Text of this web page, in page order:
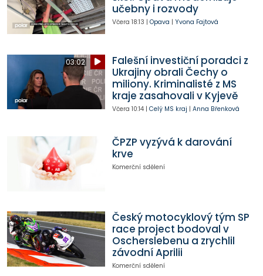
učebny i rozvody
Včera 18:13 | Opava | Yvona Fajtová
03:02
Falešní investiční poradci z
Ukrajiny obrali Čechy o
miliony. Kriminalisté z MS
kraje zasahovali v Kyjevě
Včera 10:14| Celý MS kraj | Anna Břenková
ČPZP vyzývá k darování
krve
Komerční sdělení
Český motocyklový tým SP
race project bodoval v
Oscherslebenu a zrychlil
závodní Aprilii
Komerční sdělení